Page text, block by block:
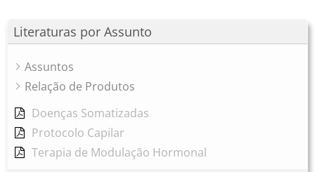
Literaturas por Assunto
Assuntos
Relação de Produtos
Doenças Somatizadas
Protocolo Capilar
Terapia de Modulação Hormonal